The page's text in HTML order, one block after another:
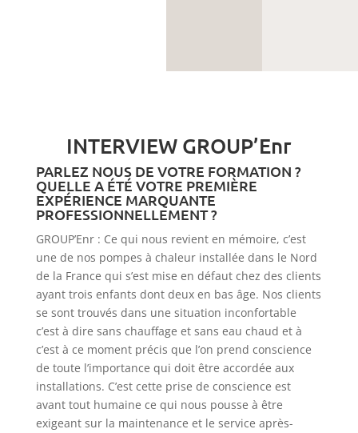
INTERVIEW GROUP’Enr
PARLEZ NOUS DE VOTRE FORMATION ?
QUELLE A ÉTÉ VOTRE PREMIÈRE
EXPÉRIENCE MARQUANTE
PROFESSIONNELLEMENT ?
GROUP’Enr : Ce qui nous revient en mémoire, c’est
une de nos pompes à chaleur installée dans le Nord
de la France qui s’est mise en défaut chez des clients
ayant trois enfants dont deux en bas âge. Nos clients
se sont trouvés dans une situation inconfortable
c’est à dire sans chauffage et sans eau chaud et à
c’est à ce moment précis que l’on prend conscience
de toute l’importance qui doit être accordée aux
installations. C’est cette prise de conscience est
avant tout humaine ce qui nous pousse à être
exigeant sur la maintenance et le service après-